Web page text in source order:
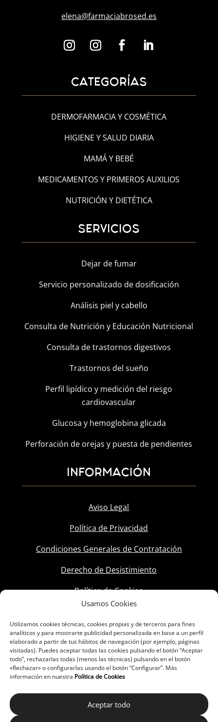
Usamos Cookies
Utilizamos cookies técnicas, cookies propias y de terceros para fines
analíticos y para mostrarte publicidad personalizada en base a un perfil
elaborado a partir de tus hábitos de navegación (por ejemplo, páginas
visitadas). Puedes aceptar todas las cookies pulsando el botón “Aceptar
todo”, rechazarlas todas (menos las técnicas) pulsando en el botón
«Rechazar» o configurarlas usando el botón “Configurar”. Más
información en nuestra Política de Cookies
Aceptar todo
elena@farmaciabrosed.es
CATEGORÍAS
DERMOFARMACIA Y COSMÉTICA
HIGIENE Y SALUD DIARIA
MAMÁ Y BEBÉ
MEDICAMENTOS Y PRIMEROS AUXILIOS
NUTRICIÓN Y DIETÉTICA
SERVICIOS
Dejar de fumar
Servicio personalizado de dosificación
Análisis piel y cabello
Consulta de Nutrición y Educación Nutricional
Consulta de trastornos digestivos
Trastornos del sueño
Perfil lipídico y medición del riesgo
cardiovascular
Glucosa y hemoglobina glicada
Perforación de orejas y puesta de pendientes
INFORMACIÓN
Aviso Legal
Política de Privacidad
Condiciones Generales de Contratación
Derecho de Desistimiento
Política de Cookies